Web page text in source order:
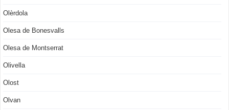
Olèrdola
Olesa de Bonesvalls
Olesa de Montserrat
Olivella
Olost
Olvan